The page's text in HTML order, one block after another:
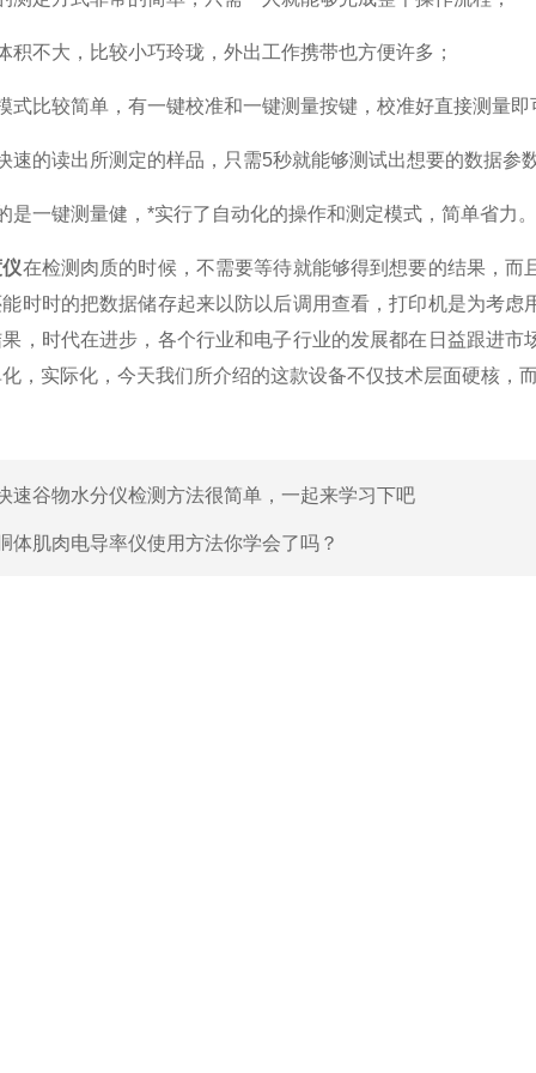
大，比较小巧玲珑，外出工作携带也方便许多；
较简单，有一键校准和一键测量按键，校准好直接测量即
读出所测定的样品，只需5秒就能够测试出想要的数据参
键测量健，*实行了自动化的操作和测定模式，简单省力。
在检测肉质的时候，不需要等待就能够得到想要的结果，
时时的把数据储存起来以防以后调用查看，打印机是为考
，时代在进步，各个行业和电子行业的发展都在日益跟进
，实际化，今天我们所介绍的这款设备不仅技术层面硬核，
速谷物水分仪检测方法很简单，一起来学习下吧
体肌肉电导率仪使用方法你学会了吗？